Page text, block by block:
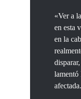
«Ver a
en esta
en la
lamentó
afectada.